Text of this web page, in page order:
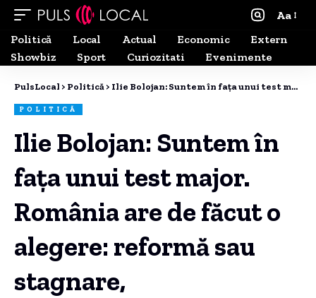
Aa
Politică
Local Actual Economic
Extern
Showbiz
Sport Curiozitati Evenimente
PulsLocal > Politică > Ilie Bolojan: Suntem în faţa unui test major. România are de făcut o alegere: reformă sau stagnare, responsabilitate sau populism.
POLITICĂ
Ilie Bolojan: Suntem în
faţa unui test major.
România are de făcut o
alegere: reformă sau
stagnare,